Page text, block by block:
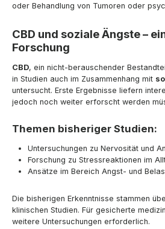
oder Behandlung von Tumoren oder
CBD und soziale Ängste –
Forschung
CBD, ein nicht-berauschender
in Studien auch im Zusammenhang mit
untersucht. Erste Ergebnisse liefern
jedoch noch weiter erforscht werden
Themen bisheriger Studien:
Untersuchungen zu Nervosität und
Forschung zu Stressreaktionen im
Ansätze im Bereich Angst- und
Die bisherigen Erkenntnisse stammen
klinischen Studien. Für gesicherte
weitere Untersuchungen erforderlich.